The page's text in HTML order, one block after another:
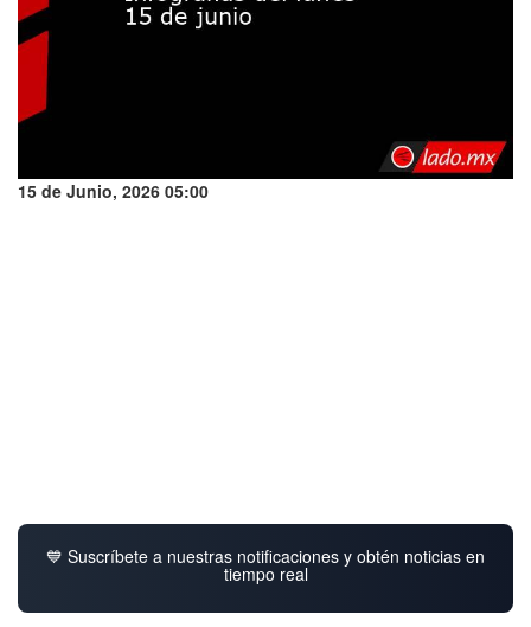
15 de Junio, 2026 05:00
💙 Suscríbete a nuestras notificaciones y obtén noticias en
tiempo real